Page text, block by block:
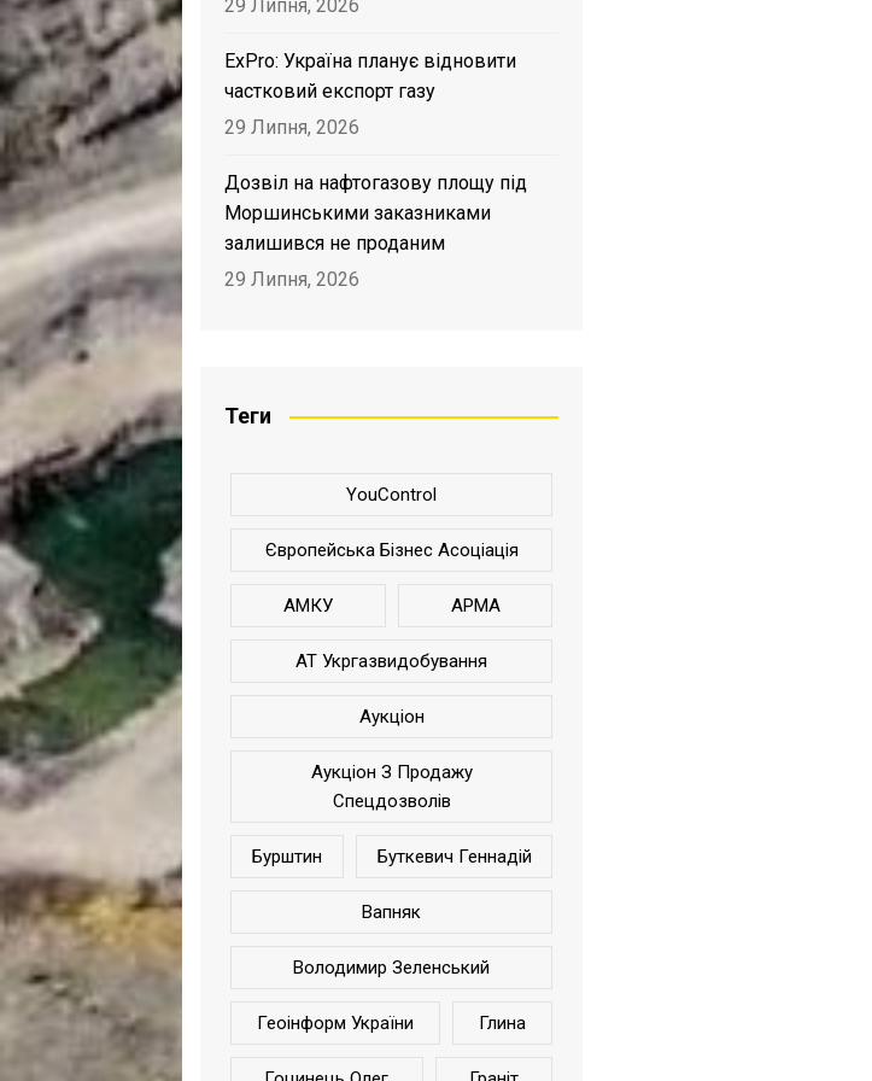
29 Липня, 2026
ExPro: Україна планує відновити
частковий експорт газу
29 Липня, 2026
Дозвіл на нафтогазову площу під
Моршинськими заказниками
залишився не проданим
29 Липня, 2026
Теги
YouControl
Європейська Бізнес Асоціація
АМКУ АРМА
АТ Укргазвидобування
Аукціон
Аукціон З Продажу
Спецдозволів
Бурштин Буткевич Геннадій
Вапняк
Володимир Зеленський
Геоінформ України Глина